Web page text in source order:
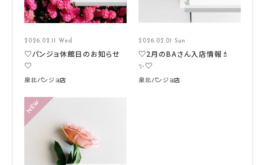
2026.02.11 Wed
♡パンジョ休館日のお知らせ
♡
泉北パンジョ店
2026.02.01 Sun
♡2月のBAさん入店情報💄
✨♡
泉北パンジョ店